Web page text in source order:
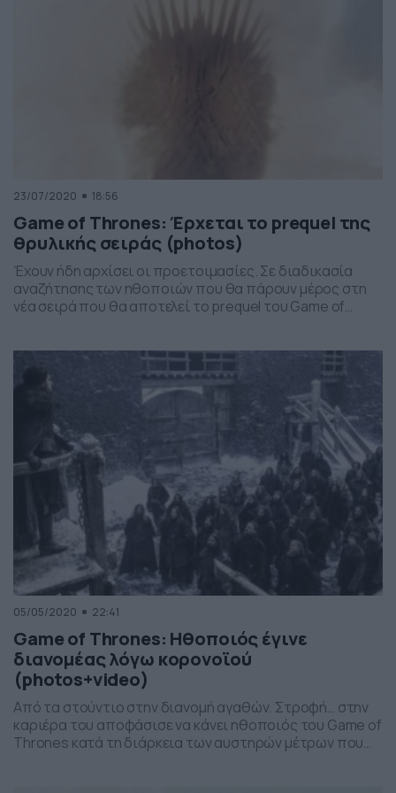
23/07/2020 18:56
Game of Thrones: Έρχεται το prequel της
θρυλικής σειράς (photos)
Έχουν ήδη αρχίσει οι προετοιμασίες. Σε διαδικασία
αναζήτησης των ηθοποιών που θα πάρουν μέρος στη
νέα σειρά που θα αποτελεί το prequel του Game of
αναφέρονται σε δημοσιεύματα το HBO έχει δεσμευτεί
για την παραγωγή 10 επεισοδίων του νέου […]
05/05/2020 22:41
Game of Thrones: Ηθοποιός έγινε
διανομέας λόγω κορονοϊού
(photos+video)
Από τα στούντιο στην διανομή αγαθών. Στροφή… στην
καριέρα του αποφάσισε να κάνει ηθοποιός του Game of
Thrones κατά τη διάρκεια των αυστηρών μέτρων που